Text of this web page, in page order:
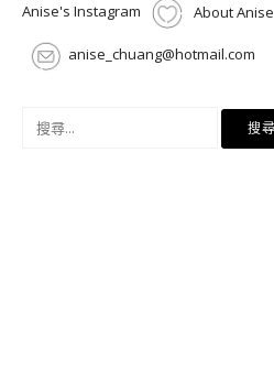
Anise's Instagram About Anise
anise_chuang@hotmail.com